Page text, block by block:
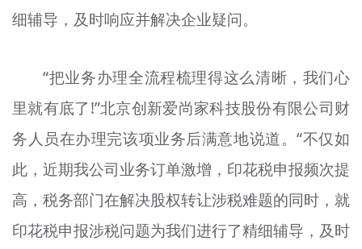
细辅导，及时响应并解决企业疑问。
“把业务办理全流程梳理得这么清晰，我们心
里就有底了!”北京创新爱尚家科技股份有限公司财
务人员在办理完该项业务后满意地说道。“不仅如
此，近期我公司业务订单激增，印花税申报频次提
高，税务部门在解决股权转让涉税难题的同时，就
印花税申报涉税问题为我们进行了精细辅导，及时